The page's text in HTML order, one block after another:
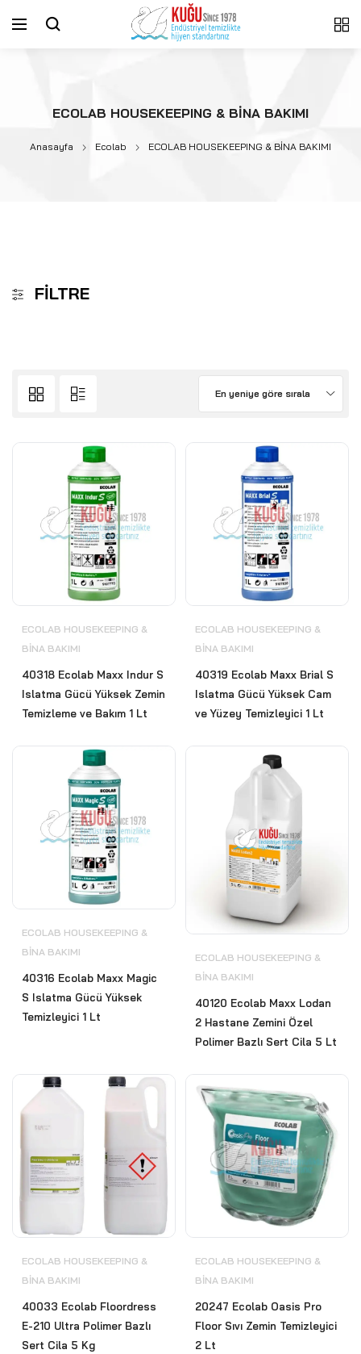
ECOLAB HOUSEKEEPING & BİNA BAKIMI
Anasayfa Ecolab ECOLAB HOUSEKEEPING & BİNA BAKIMI
FILTRE
En yeniye göre sırala
ECOLAB HOUSEKEEPING &
BİNA BAKIMI
40318 Ecolab Maxx Indur S
Islatma Gücü Yüksek Zemin
Temizleme ve Bakım 1 Lt
ECOLAB HOUSEKEEPING &
BİNA BAKIMI
40319 Ecolab Maxx Brial S
Islatma Gücü Yüksek Cam
ve Yüzey Temizleyici 1 Lt
ECOLAB HOUSEKEEPING &
BİNA BAKIMI
40316 Ecolab Maxx Magic
S Islatma Gücü Yüksek
Temizleyici 1 Lt
ECOLAB HOUSEKEEPING &
BİNA BAKIMI
40120 Ecolab Maxx Lodan
2 Hastane Zemini Özel
Polimer Bazlı Sert Cila 5 Lt
ECOLAB HOUSEKEEPING &
BİNA BAKIMI
40033 Ecolab Floordress
E-210 Ultra Polimer Bazlı
Sert Cila 5 Kg
ECOLAB HOUSEKEEPING &
BİNA BAKIMI
20247 Ecolab Oasis Pro
Floor Sıvı Zemin Temizleyici
2 Lt